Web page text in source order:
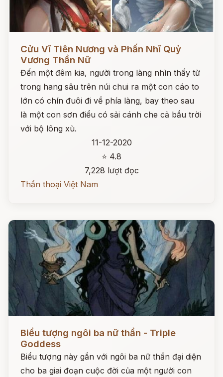
Cửu Vĩ Tiên Nương và Phấn Nhĩ Quỷ
Vương Thần Nữ
Đến một đêm kia, người trong làng nhìn thấy từ
trong hang sâu trên núi chui ra một con cáo to
lớn có chín đuôi đi về phía làng, bay theo sau
là một con sơn điểu có sải cánh che cả bầu trời
với bộ lông xù.
11-12-2020
⭐ 4.8
7,228 lượt đọc
Thần thoại Việt Nam
Đọc ngay
Biểu tượng ngôi ba nữ thần - Triple
Goddess
Biểu tượng này gắn với ngôi ba nữ thần đại diện
cho ba giai đoạn cuộc đời của một người con